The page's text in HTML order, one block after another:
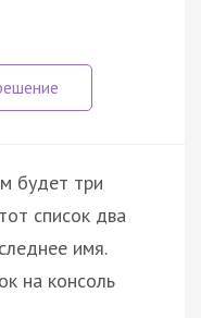
будет три
список два
имя.
на консоль